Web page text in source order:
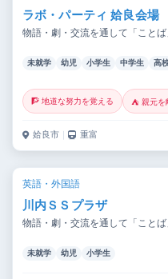
ラボ・パーティ 姶良会場
物語・劇・交流を通して「こと
未就学 幼児 小学生 中学生 高
🧗 地道な努力を覚える ⛺ 親元を
姶良市 ｜ 重富
英語・外国語
川内ＳＳプラザ
物語・劇・交流を通して「こと
未就学 幼児 小学生